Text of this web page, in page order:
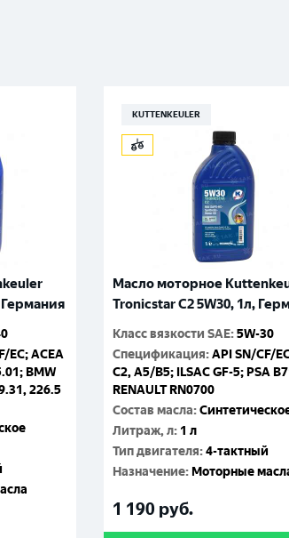
Германия
EC; ACEA
BMW
226.5
KUTTENKEULER
Масло моторное
Tronicstar C2 5W30, 1л,
Класс вязкости SAE:5W-30
Спецификация:API SN/CF/
C2, A5/B5; ILSAC GF-5; PSA
RENAULT RN0700
Состав масла:
Литраж, л: 1 л
Тип двигателя:4-тактный
Назначение: Моторные
1 190 руб.